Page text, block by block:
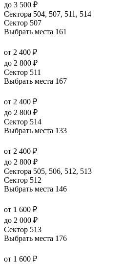
до 3 500 ₽
Сектора 504, 507, 511, 514
Сектор 507
Выбрать места 161
от 2 400 ₽
до 2 800 ₽
Сектор 511
Выбрать места 167
от 2 400 ₽
до 2 800 ₽
Сектор 514
Выбрать места 133
от 2 400 ₽
до 2 800 ₽
Сектора 505, 506, 512, 513
Сектор 512
Выбрать места 146
от 1 600 ₽
до 2 000 ₽
Сектор 513
Выбрать места 176
от 1 600 ₽